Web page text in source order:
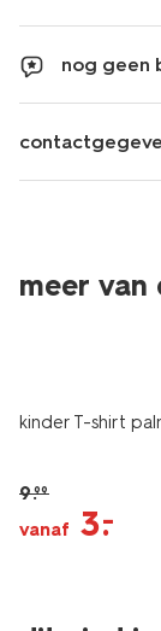
nog geen
meer van
sale
kinder T-shirt
9.99
vanaf 3.
–